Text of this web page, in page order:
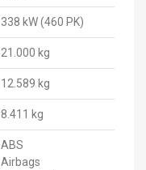
338 kW (460 PK)
21.000 kg
12.589 kg
8.411 kg
ABS
Airbags